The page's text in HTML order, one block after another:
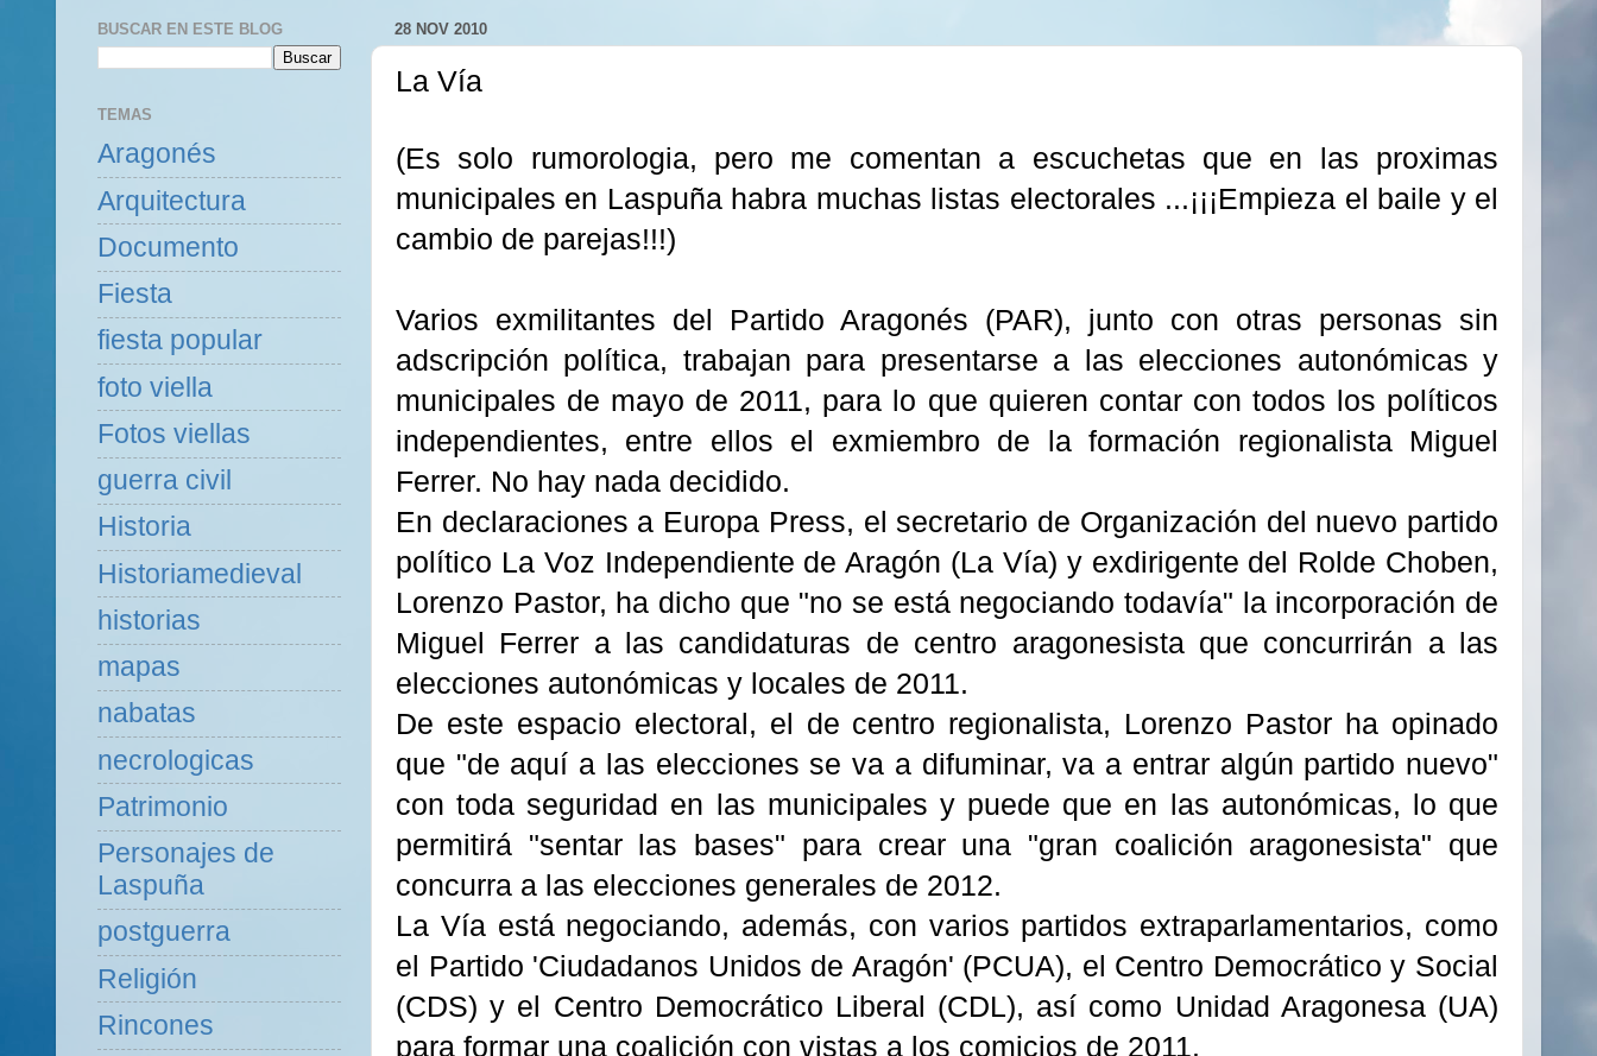
28 NOV 2010
La Vía
(Es solo rumorologia, pero me comentan a escuchetas que en las proximas
municipales en Laspuña habra muchas listas electorales ...¡¡¡Empieza el baile y el
cambio de parejas!!!)
Varios exmilitantes del Partido Aragonés (PAR), junto con otras personas sin
adscripción política, trabajan para presentarse a las elecciones autonómicas y
municipales de mayo de 2011, para lo que quieren contar con todos los políticos
independientes, entre ellos el exmiembro de la formación regionalista Miguel
Ferrer. No hay nada decidido.
En declaraciones a Europa Press, el secretario de Organización del nuevo partido
político La Voz Independiente de Aragón (La Vía) y exdirigente del Rolde Choben,
Lorenzo Pastor, ha dicho que "no se está negociando todavía" la incorporación de
Miguel Ferrer a las candidaturas de centro aragonesista que concurrirán a las
elecciones autonómicas y locales de 2011.
De este espacio electoral, el de centro regionalista, Lorenzo Pastor ha opinado
que "de aquí a las elecciones se va a difuminar, va a entrar algún partido nuevo"
con toda seguridad en las municipales y puede que en las autonómicas, lo que
permitirá "sentar las bases" para crear una "gran coalición aragonesista" que
concurra a las elecciones generales de 2012.
La Vía está negociando, además, con varios partidos extraparlamentarios, como
el Partido 'Ciudadanos Unidos de Aragón' (PCUA), el Centro Democrático y Social
(CDS) y el Centro Democrático Liberal (CDL), así como Unidad Aragonesa (UA)
para formar una coalición con vistas a los comicios de 2011.
BUSCAR EN ESTE BLOG
TEMAS
Aragonés
Arquitectura
Documento
Fiesta
fiesta popular
foto viella
Fotos viellas
guerra civil
Historia
Historiamedieval
historias
mapas
nabatas
necrologicas
Patrimonio
Personajes de
Laspuña
postguerra
Religión
Rincones